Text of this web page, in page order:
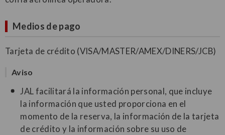
Medios de pago
Tarjeta de crédito (VISA/MASTER/AMEX/DINERS/JCB)
Aviso
JAL facilitará la información personal, que incluye
la información que usted proporciona en el
momento de la reserva, la información de la tarjeta
de crédito y la información sobre su uso de